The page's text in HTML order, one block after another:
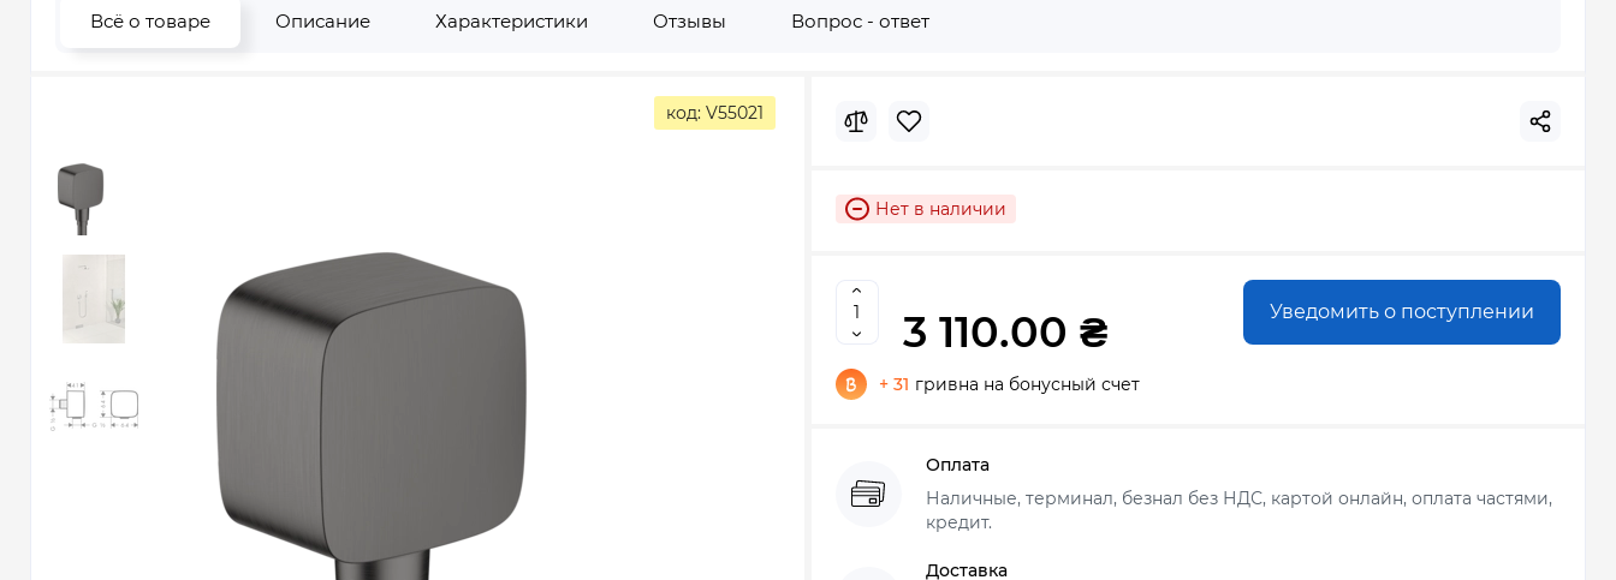
Всё о товаре Описание Характеристики Отзывы Вопрос - ответ
код: V55021
Нет в наличии
3 110.00 ₴ Уведомить о поступлении
+ 31 гривна на бонусный счет
Оплата
Наличные, терминал, безнал без НДС, картой онлайн, оплата частями,
кредит.
Доставка